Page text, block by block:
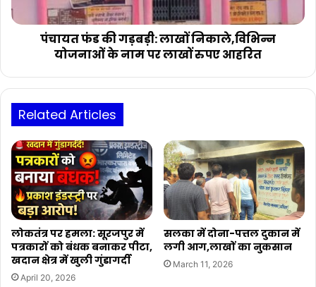
के
नाम
आहरित
पंचायत फंड की गड़बड़ी: लाखों निकाले,विभिन्न
योजनाओं के नाम पर लाखों रुपए आहरित
Related Articles
लोकतंत्र पर हमला: सूरजपुर में
पत्रकारों को बंधक बनाकर पीटा,
खदान क्षेत्र में खुली गुंडागर्दी
April 20, 2026
सलका में दोना-पत्तल दुकान में
लगी आग,लाखों का नुकसान
March 11, 2026